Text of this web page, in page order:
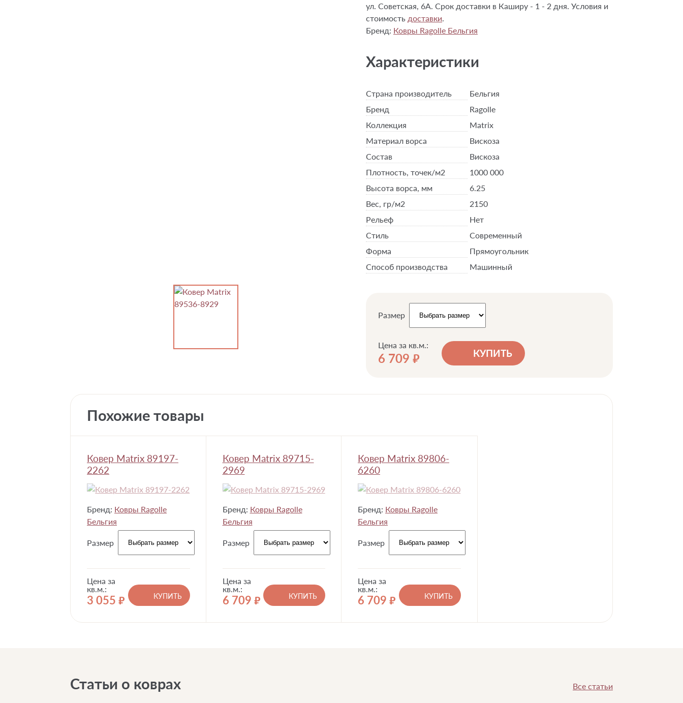
ул. Советская, 6А. Срок доставки в Каширу - 1 - 2 дня. Условия и
стоимость доставки
Бренд: Ковры Ragolle Бельгия
Характеристики
Страна производитель
Бельгия
Бренд
Ragolle
Коллекция
Matrix
Материал ворса
Вискоза
Состав
Вискоза
Плотность, точек/м2
1000 000
Высота ворса, мм
6.25
Вес, гр/м2
2150
Рельеф
Нет
Стиль
Современный
Форма
Прямоугольник
Способ производства
Машинный
Размер
Цена за кв.м.:
6 709 руб. КУПИТЬ
Похожие товары
Ковер Matrix 89197-
2262
Бренд: Ковры Ragolle
Бельгия
Размер
Цена за
кв.м.:
3 055 руб.
КУПИТЬ
Ковер Matrix 89715-
2969
Бренд: Ковры Ragolle
Бельгия
Размер
Цена за
кв.м.:
6 709 руб.
КУПИТЬ
Ковер Matrix 89806-
6260
Бренд: Ковры Ragolle
Бельгия
Размер
Цена за
кв.м.:
6 709 руб.
КУПИТЬ
Статьи о коврах Все статьи